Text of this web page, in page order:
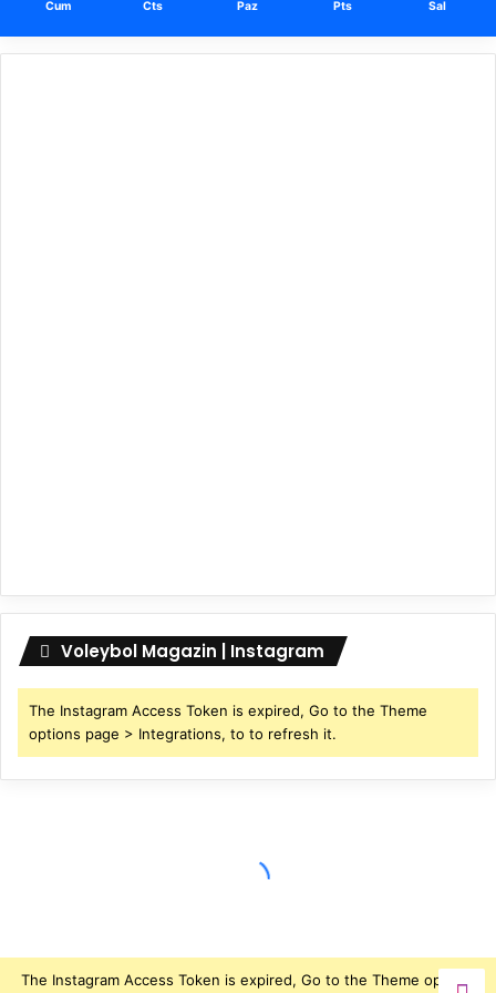
Cum Cts Paz Pts Sal
Voleybol Magazin | Instagram
The Instagram Access Token is expired, Go to the Theme
options page > Integrations, to to refresh it.
The Instagram Access Token is expired, Go to the Theme options